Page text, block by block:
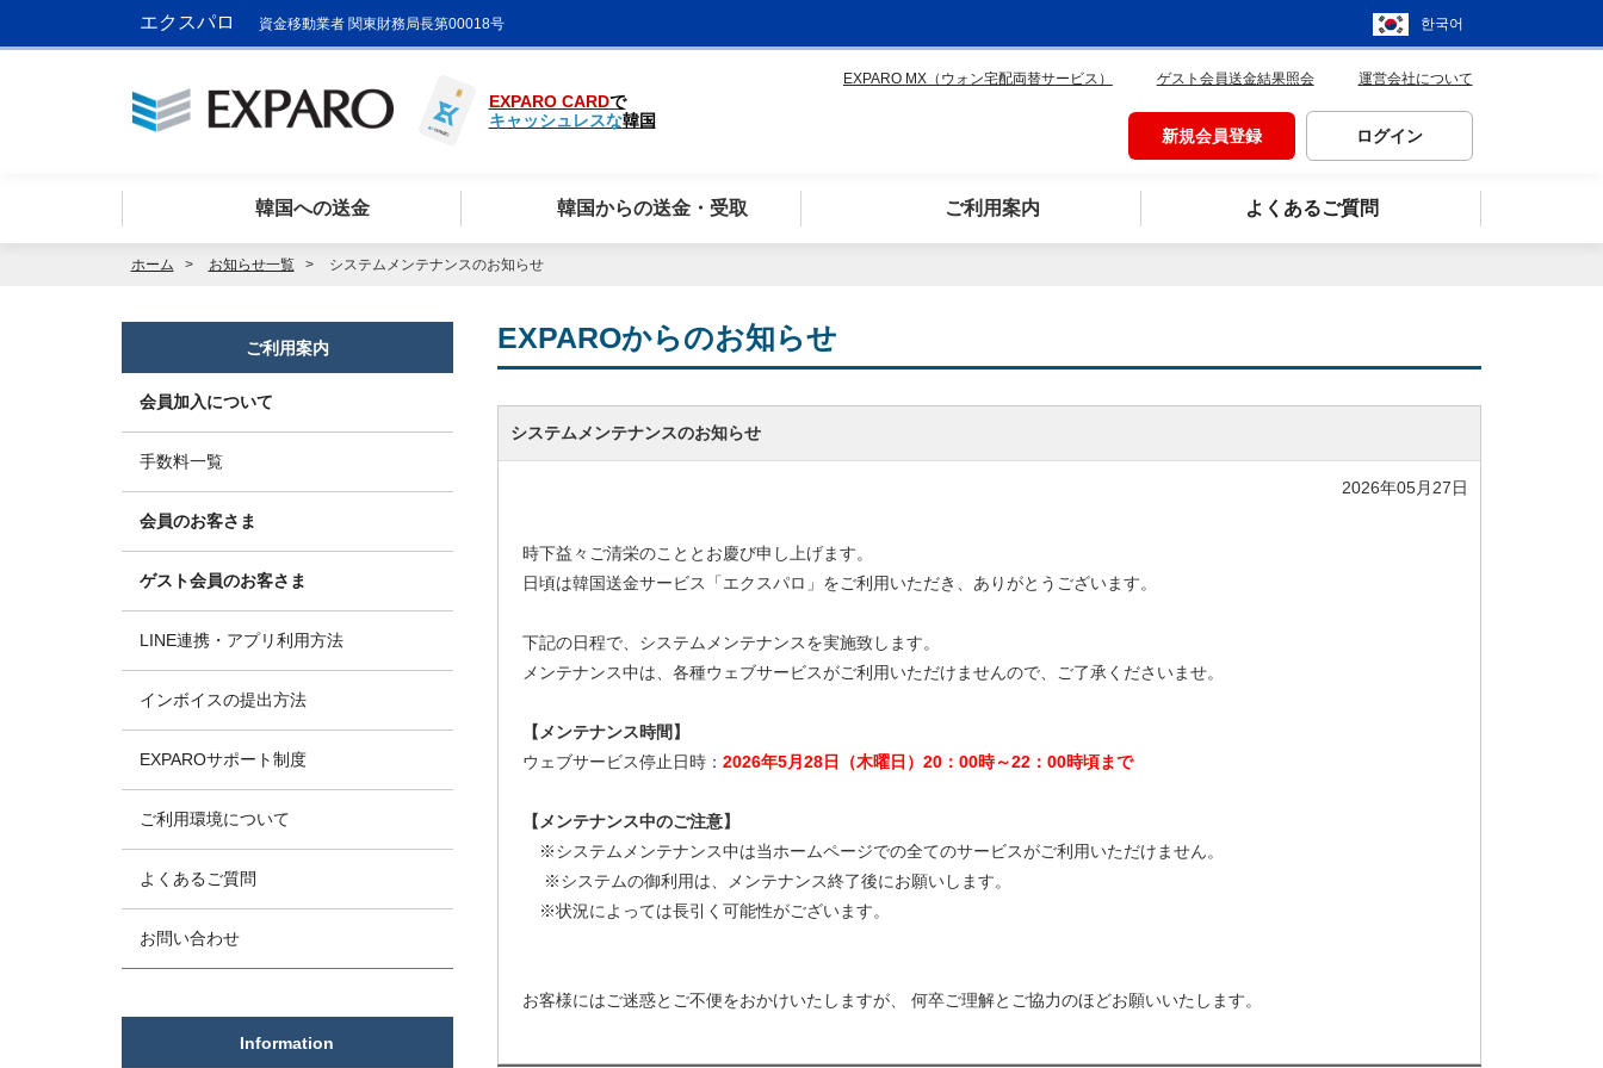
エクスパロ 資金移動業者 関東財務局長第00018号 한국어
EXPARO CARDで
キャッシュレスな韓国
EXPARO MX（ウォン宅配両替サービス） ゲスト会員送金結果照会 運営会社について
新規会員登録 ログイン
韓国への送金 韓国からの送金・受取 ご利用案内 よくあるご質問
ホーム お知らせ一覧 システムメンテナンスのお知らせ
EXPAROからのお知らせ
システムメンテナンスのお知らせ
2026年05月27日
時下益々ご清栄のこととお慶び申し上げます。
日頃は韓国送金サービス「エクスパロ」をご利用いただき、ありがとうございます。
下記の日程で、システムメンテナンスを実施致します。
メンテナンス中は、各種ウェブサービスがご利用いただけませんので、ご了承くださいませ。
【メンテナンス時間】
ウェブサービス停止日時： 2026年5月28日（木曜日）20：00時～22：00時頃まで
【メンテナンス中のご注意】
※システムメンテナンス中は当ホームページでの全てのサービスがご利用いただけません。
※システムの御利用は、メンテナンス終了後にお願いします。
※状況によっては長引く可能性がございます。
お客様にはご迷惑とご不便をおかけいたしますが、 何卒ご理解とご協力のほどお願いいたします。
ご利用案内
会員加入について
手数料一覧
会員のお客さま
ゲスト会員のお客さま
LINE連携・アプリ利用方法
インボイスの提出方法
EXPAROサポート制度
ご利用環境について
よくあるご質問
お問い合わせ
Information